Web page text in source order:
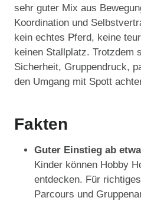
sehr guter Mix aus
Koordination und
kein echtes Pferd, keine
keinen Stallplatz. Trotzdem
Sicherheit, Gruppendruck,
den Umgang mit Spott
Fakten
Guter Einstieg ab
Kinder können Hobby
entdecken. Für
Parcours und